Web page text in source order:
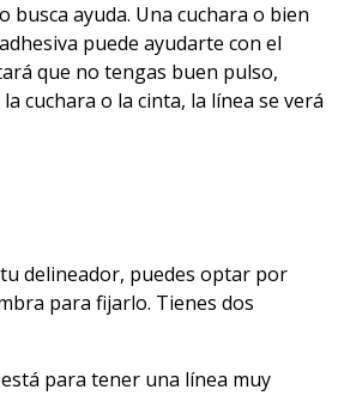
busca ayuda. Una cuchara o bien
puede ayudarte con el
que no tengas buen pulso,
cuchara o la cinta, la línea se verá
delineador, puedes optar por
para fijarlo. Tienes dos
para tener una línea muy